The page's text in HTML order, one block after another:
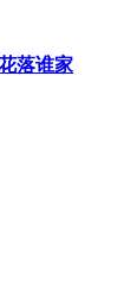
落谁家